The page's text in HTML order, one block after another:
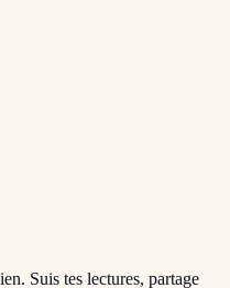
Suis tes lectures, partage